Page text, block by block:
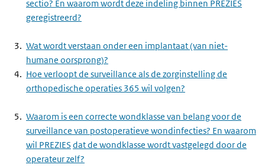
sectio? En waarom wordt deze indeling binnen PREZIES
geregistreerd?
Wat wordt verstaan onder een implantaat (van niet-
humane oorsprong)?
Hoe verloopt de surveillance als de zorginstelling de
orthopedische operaties 365 wil volgen?
Waarom is een correcte wondklasse van belang voor de
surveillance van postoperatieve wondinfecties? En waarom
wil PREZIES dat de wondklasse wordt vastgelegd door de
operateur zelf?